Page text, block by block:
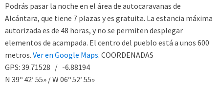
Podrás pasar la noche en el área de autocaravanas de
Alcántara, que tiene 7 plazas y es gratuita. La estancia máxima
autorizada es de 48 horas, y no se permiten desplegar
elementos de acampada. El centro del pueblo está a unos 600
metros. Ver en Google Maps. COORDENADAS
GPS: 39.71528 / -6.88194
N 39º 42′ 55» / W 06º 52′ 55»